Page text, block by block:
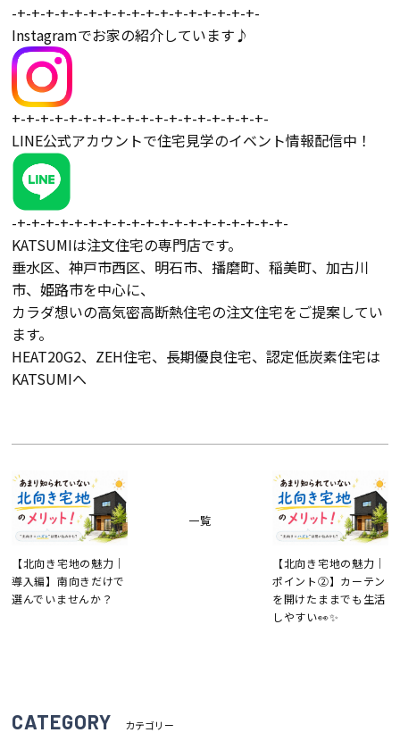
設計・施工品質管理
検査・アフターメンテナンス
家づくりのスケジュール
よくあるご質問
スタッフブログ ZEH普及目標
プライバシー
ポリシー
シー
サイトマップ
-+-+-+-+-+-+-+-+-+-+-+-+-+-+-+-+-+-
Instagramでお家の紹介しています♪
+-+-+-+-+-+-+-+-+-+-+-+-+-+-+-+-+-+-
LINE公式アカウントで住宅見学のイベント情報配信中！
-+-+-+-+-+-+-+-+-+-+-+-+-+-+-+-+-+-+-+-
KATSUMIは注文住宅の専門店です。
垂水区、神戸市西区、明石市、播磨町、稲美町、加古川
市、姫路市を中心に、
カラダ想いの高気密高断熱住宅の注文住宅をご提案してい
ます。
HEAT20G2、ZEH住宅、長期優良住宅、認定低炭素住宅は
KATSUMIへ
【北向き宅地の魅力｜
導入編】南向きだけで
選んでいませんか？
一覧
【北向き宅地の魅力｜
ポイント②】カーテン
を開けたままでも生活
しやすい👀✨
CATEGORY カテゴリー